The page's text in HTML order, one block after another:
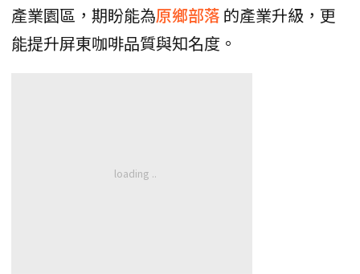
產業園區，期盼能為原鄉部落 的產業升級，更
能提升屏東咖啡品質與知名度。